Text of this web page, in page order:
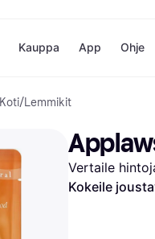
Kauppa
Gigantti
H&M
Peten
Wolt
App Ohje
Koti/Lemmikit
Vertaile
Kokeile